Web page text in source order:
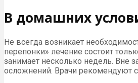
В домашних
Не всегда возникает
перепонки» лечение состоит
занимает несколько недель. Вне
осложнений. Врачи рекомендуют